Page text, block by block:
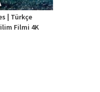
| Türkçe
Filmi 4K